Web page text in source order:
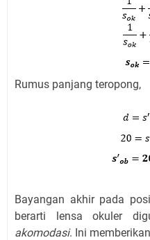
Rumus panjang teropong,
Bayangan akhir pada
berarti lensa okuler
akomodasi. Ini memberikan